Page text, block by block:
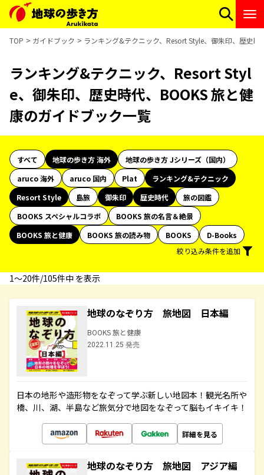
TOP ガイドブック ランキング&テクニック、Resort Style、御朱印、歴史
ランキング&テクニック、Resort Styl
e、御朱印、歴史時代、BOOKS 旅と健
康のガイドブック一覧
すべて 地球の歩き方 海外
地球の歩き方 Jシリーズ（国内）
aruco 海外
aruco 国内 Plat
ランキング&テクニック
Resort Style
島旅 御朱印 歴史時代
旅の図鑑
BOOKS スペシャルコラボ
BOOKS 旅の名言＆絶景
BOOKS 旅と健康
BOOKS 旅の読み物 BOOKS
D-Books
絞り込み条件を追加
1〜20件/105件中 を表示
地球のなぞり方 旅地図 日本編
BOOKS 旅と健康
2022.11.25 発売
日本の地形や造形物をなぞって学ぶ新しい地図本！観光名所や
橋、川、湖、半島など旅気分で地図をなぞって脳もイキイキ！
詳細を見る
地球のなぞり方 旅地図 アジア編